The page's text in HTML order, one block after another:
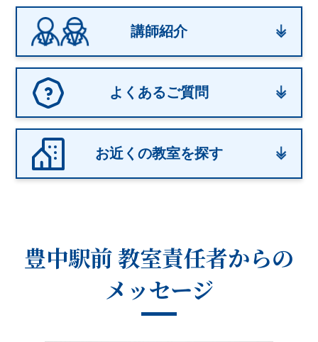
講師紹介
よくあるご質問
お近くの教室を探す
豊中駅前 教室責任者からの
メッセージ